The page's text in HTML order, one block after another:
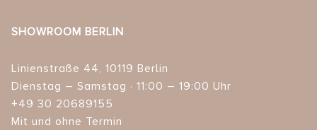
SHOWROOM BERLIN
Linienstraße 44, 10119 Berlin
Dienstag – Samstag · 11:00 – 19:00 Uhr
+49 30 20689155
Mit und ohne Termin